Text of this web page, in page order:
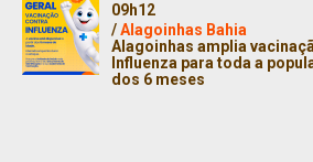
09h12
/Alagoinhas Bahia
Alagoinhas amplia
Influenza para toda a
dos 6 meses